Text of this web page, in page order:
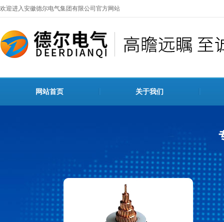
欢迎进入安徽德尔电气集团有限公司官方网站
网站首页 关于我们